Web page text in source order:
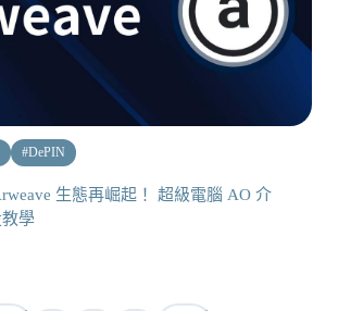
#DePIN
生態再崛起！ 超級電腦 AO 介
學